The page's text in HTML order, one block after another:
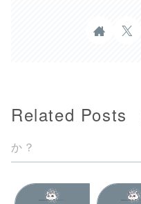
Related Posts
か？